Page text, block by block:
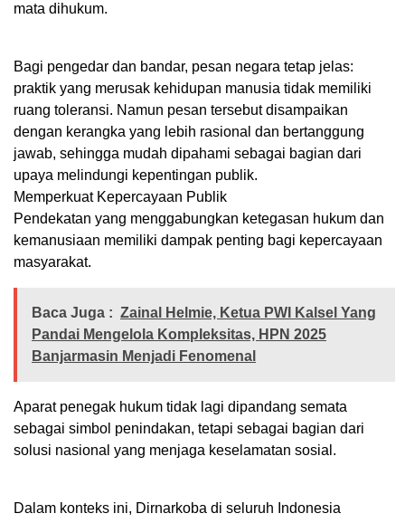
mata dihukum.
Bagi pengedar dan bandar, pesan negara tetap jelas:
praktik yang merusak kehidupan manusia tidak memiliki
ruang toleransi. Namun pesan tersebut disampaikan
dengan kerangka yang lebih rasional dan bertanggung
jawab, sehingga mudah dipahami sebagai bagian dari
upaya melindungi kepentingan publik.
Memperkuat Kepercayaan Publik
Pendekatan yang menggabungkan ketegasan hukum dan
kemanusiaan memiliki dampak penting bagi kepercayaan
masyarakat.
Baca Juga : Zainal Helmie, Ketua PWI Kalsel Yang
Pandai Mengelola Kompleksitas, HPN 2025
Banjarmasin Menjadi Fenomenal
Aparat penegak hukum tidak lagi dipandang semata
sebagai simbol penindakan, tetapi sebagai bagian dari
solusi nasional yang menjaga keselamatan sosial.
Dalam konteks ini, Dirnarkoba di seluruh Indonesia